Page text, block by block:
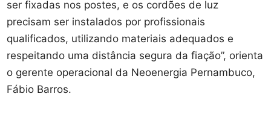
ser fixadas nos postes, e os cordões de luz
precisam ser instalados por profissionais
qualificados, utilizando materiais adequados e
respeitando uma distância segura da fiação”, orienta
o gerente operacional da Neoenergia Pernambuco,
Fábio Barros.